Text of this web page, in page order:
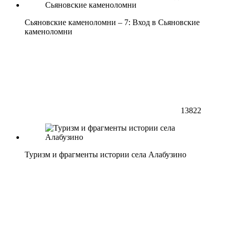
Сьяновские каменоломни – 7: Вход в Сьяновские
каменоломни
13822
Туризм и фрагменты истории села Алабузино